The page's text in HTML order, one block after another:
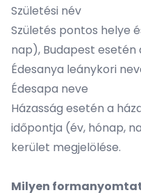
Születési név
Születés pontos helye
nap), Budapest
Édesanya leánykori
Édesapa neve
Házasság esetén a
időpontja (év, hónap,
kerület megjelölése.
Milyen